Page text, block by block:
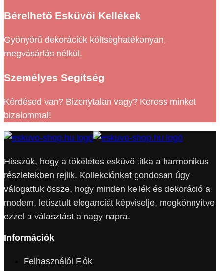
Bérelhető Esküvői Kellékek
Gyönyörű dekorációk költséghatékonyan,
megvásárlás nélkül.
Személyes Segítség
Kérdésed van? Bizonytalan vagy? Keress minket
bizalommal!
Hisszük, hogy a tökéletes esküvő titka a harmonikus
részletekben rejlik. Kollekciónkat gondosan úgy
válogattuk össze, hogy minden kellék és dekoráció a
modern, letisztult eleganciát képviselje, megkönnyítve
ezzel a választást a nagy napra.
Információk
Felhasználói Fiók